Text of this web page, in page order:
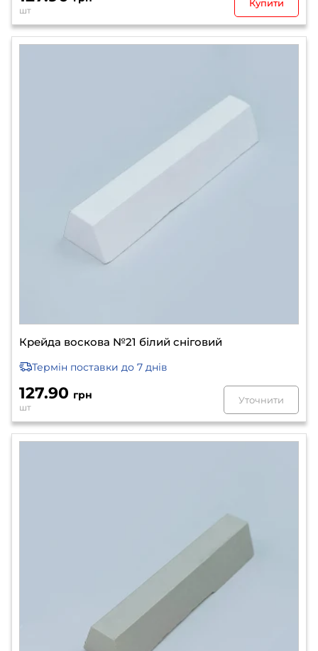
шт
Купити
Крейда воскова №21 білий сніговий
Термін поставки до 7 днів
127.90 грн
шт
Уточнити